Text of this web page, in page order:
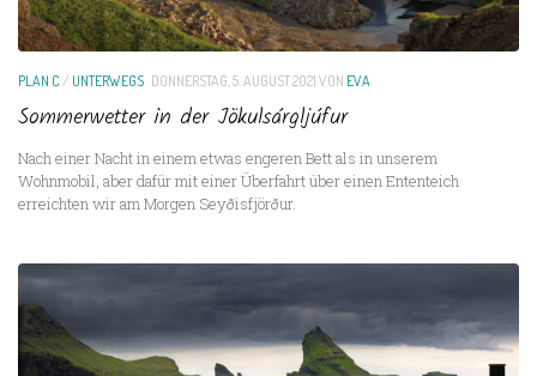
PLAN C/UNTERWEGS DONNERSTAG, 5. AUGUST 2021VON EVA
Sommerwetter in der Jökulsárgljúfur
Nach einer Nacht in einem etwas engeren Bett als in unserem
Wohnmobil, aber dafür mit einer Überfahrt über einen Ententeich
erreichten wir am Morgen Seyðisfjörður.